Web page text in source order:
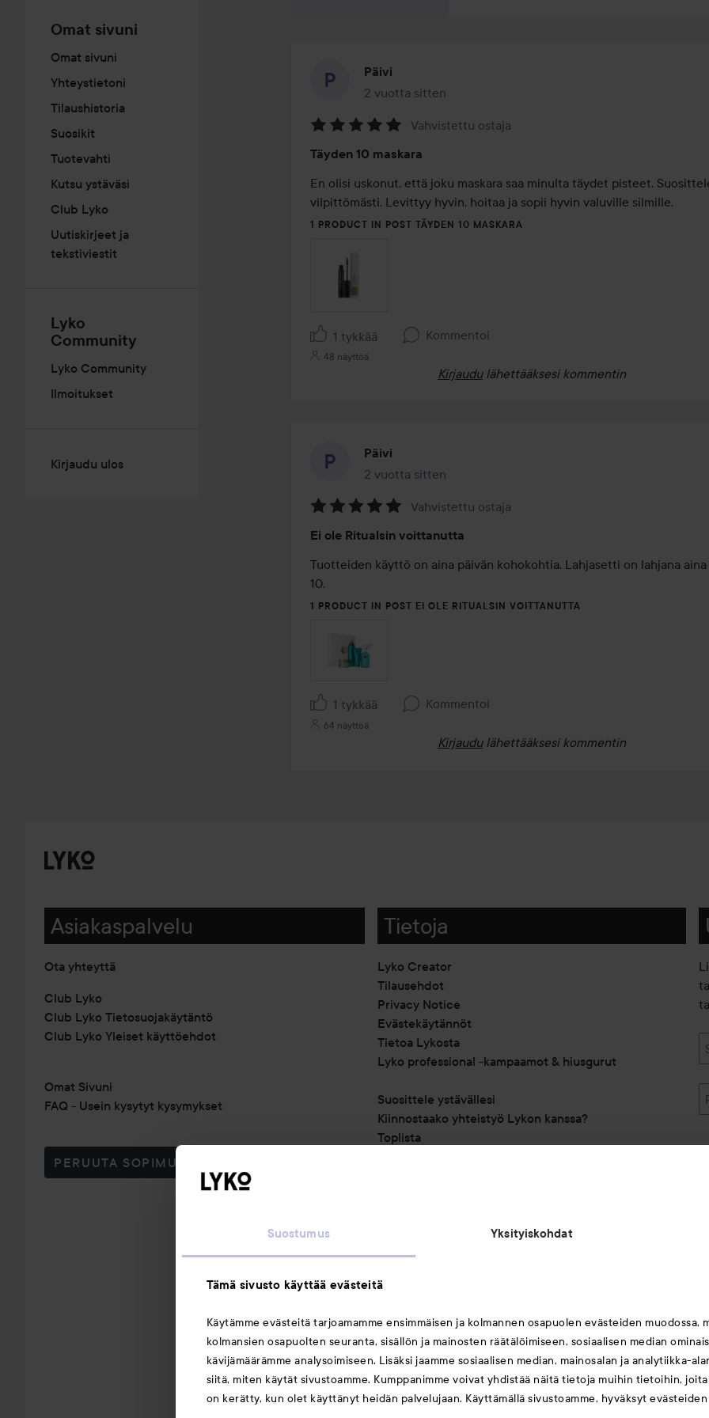
Suostumus Yksityiskohdat
Tämä sivusto käyttää evästeitä
Käytämme evästeitä tarjoamamme ensimmäisen ja kolmannen osapuolen evästeiden muodossa,
kolmansien osapuolten seuranta, sisällön ja mainosten räätälöimiseen, sosiaalisen median
kävijämäärämme analysoimiseen. Lisäksi jaamme sosiaalisen median, mainosalan ja analytiikka-
siitä, miten käytät sivustoamme. Kumppanimme voivat yhdistää näitä tietoja muihin tietoihin,
on kerätty, kun olet käyttänyt heidän palvelujaan. Käyttämällä sivustoamme, hyväksyt
Omat sivuni
Omat sivuni
Yhteystietoni
Tilaushistoria
Suosikit
Tuotevahti
Kutsu ystäväsi
Club Lyko
Uutiskirjeet ja
tekstiviestit
Lyko
Community
Lyko Community
Ilmoitukset
Kirjaudu ulos
Päivi
2 vuotta sitten
Viesti luotiin 2 vuotta sitten
5
/
5
Vahvistettu ostaja
Täyden 10 maskara
En olisi uskonut, että joku maskara saa minulta täydet pisteet.
vilpittömästi. Levittyy hyvin, hoitaa ja sopii hyvin valuville silmille.
1 PRODUCT IN POST TÄYDEN 10 MASKARA
1 tykkää Kommentoi
48 näyttöä
Kirjaudu lähettääksesi kommentin
Päivi
2 vuotta sitten
Viesti luotiin 2 vuotta sitten
5
/
5
Vahvistettu ostaja
Ei ole Ritualsin voittanutta
Tuotteiden käyttö on aina päivän kohokohtia. Lahjasetti on lahjana
10.
1 PRODUCT IN POST EI OLE RITUALSIN VOITTANUTTA
1 tykkää Kommentoi
64 näyttöä
Kirjaudu lähettääksesi kommentin
Asiakaspalvelu
Ota yhteyttä
Club Lyko
Club Lyko Tietosuojakäytäntö
Club Lyko Yleiset käyttöehdot
Omat Sivuni
FAQ - Usein kysytyt kysymykset
PERUUTA SOPIMUS TÄSTÄ
Tietoja
Lyko Creator
Tilausehdot
Privacy Notice
Evästekäytännöt
Tietoa Lykosta
Lyko professional -kampaamot & hiusgurut
Suosittele ystävällesi
Kiinnostaako yhteistyö Lykon kanssa?
Toplista
Saattaisit myös tykätä
Huulet